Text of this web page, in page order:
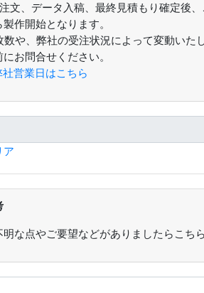
文、データ入稿、最終見積もり確定後
作開始となります。
や、弊社の受注状況によって変動いた
お問合せください。
営業日はこちら
ア
明な点やご要望などがありましたらこち